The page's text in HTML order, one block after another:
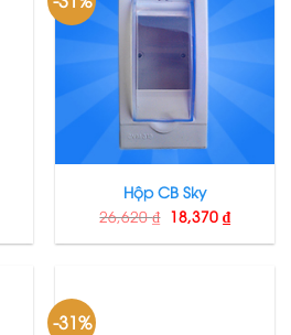
Hộp CB Sky
26,620₫ 18,370 ₫
-31%